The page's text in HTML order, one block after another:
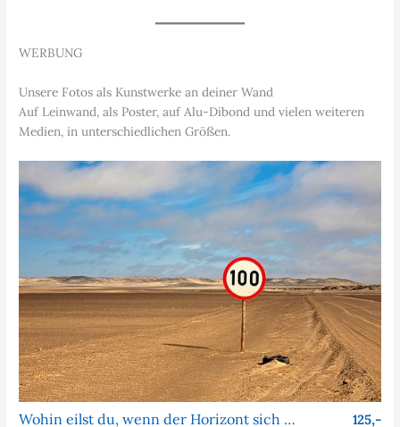
WERBUNG
Unsere Fotos als Kunstwerke an deiner Wand
Auf Leinwand, als Poster, auf Alu-Dibond und vielen weiteren
Medien, in unterschiedlichen Größen.
Wohin eilst du, wenn der Horizont sich nie nähert? 125,-